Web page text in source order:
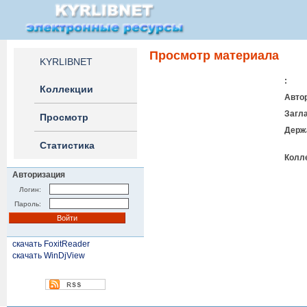
KYRLIBNET
Коллекции
Просмотр
Статистика
Авторизация
Логин:
Пароль:
скачать FoxitReader
скачать WinDjView
Просмотр материала
: